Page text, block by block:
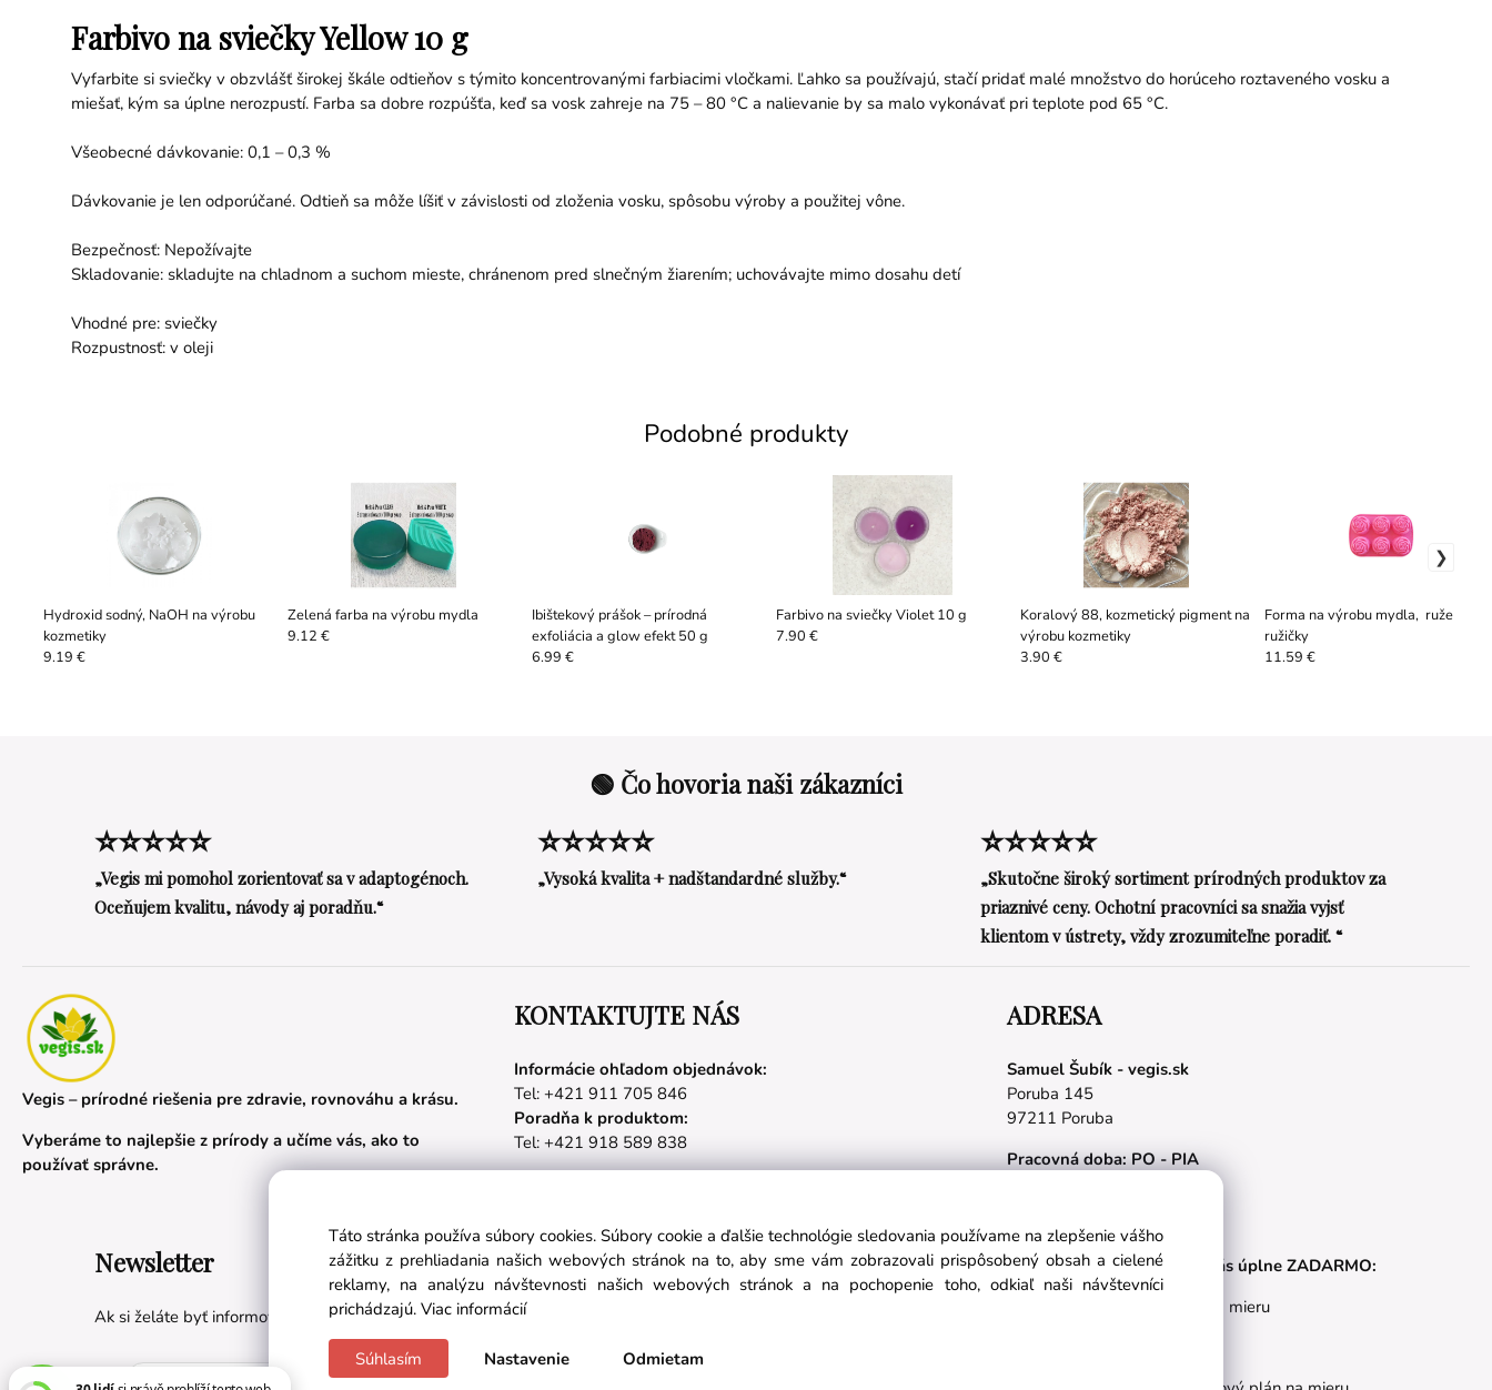
Farbivo na sviečky Yellow 10 g
Vyfarbite si sviečky v obzvlášť širokej škále odtieňov s týmito koncentrovanými farbiacimi vločkami. Ľahko sa používajú, stačí pridať malé množstvo do horúceho roztaveného vosku a
miešať, kým sa úplne nerozpustí. Farba sa dobre rozpúšťa, keď sa vosk zahreje na 75 – 80 °C a nalievanie by sa malo vykonávať pri teplote pod 65 °C.
Všeobecné dávkovanie: 0,1 – 0,3 %
Dávkovanie je len odporúčané. Odtieň sa môže líšiť v závislosti od zloženia vosku, spôsobu výroby a použitej vône.
Bezpečnosť: Nepožívajte
Skladovanie: skladujte na chladnom a suchom mieste, chránenom pred slnečným žiarením; uchovávajte mimo dosahu detí
Vhodné pre: sviečky
Rozpustnosť: v oleji
Podobné produkty
Hydroxid sodný, NaOH na výrobu
kozmetiky
9.19 €
Zelená farba na výrobu mydla
9.12 €
Ibištekový prášok – prírodná
exfoliácia a glow efekt 50 g
6.99 €
Farbivo na sviečky Violet 10 g
7.90 €
Koralový 88, kozmetický pigment na
výrobu kozmetiky
3.90 €
Forma na výrobu mydla, ruže a
ružičky
11.59 €
🟢 Čo hovoria naši zákazníci
⭐⭐⭐⭐⭐
„Vegis mi pomohol zorientovať sa v adaptogénoch.
Oceňujem kvalitu, návody aj poradňu.“
⭐⭐⭐⭐⭐
„Vysoká kvalita + nadštandardné služby.“
⭐⭐⭐⭐⭐
„Skutočne široký sortiment prírodných produktov za
priaznivé ceny. Ochotní pracovníci sa snažia vyjsť
klientom v ústrety, vždy zrozumiteľne poradiť. “
Vegis – prírodné riešenia pre zdravie, rovnováhu a krásu.
Vyberáme to najlepšie z prírody a učíme vás, ako to
používať správne.
KONTAKTUJTE NÁS
Informácie ohľadom objednávok:
Tel: +421 911 705 846
Poradňa k produktom:
Tel: +421 918 589 838
ADRESA
Samuel Šubík - vegis.sk
Poruba 145
97211 Poruba
Pracovná doba: PO - PIA
Newsletter
Ak si želáte byť informovaní o novinkách a akciách, prihláste sa na odber noviniek:
Partnerské stránky
Naše appky pre vás úplne ZADARMO:
Tréningový plán na mieru
Táto stránka používa súbory cookies. Súbory cookie a ďalšie technológie sledovania používame na zlepšenie vášho
zážitku z prehliadania našich webových stránok na to, aby sme vám zobrazovali prispôsobený obsah a cielené
reklamy, na analýzu návštevnosti našich webových stránok a na pochopenie toho, odkiaľ naši návštevníci
prichádzajú. Viac informácií
Súhlasím Nastavenie Odmietam